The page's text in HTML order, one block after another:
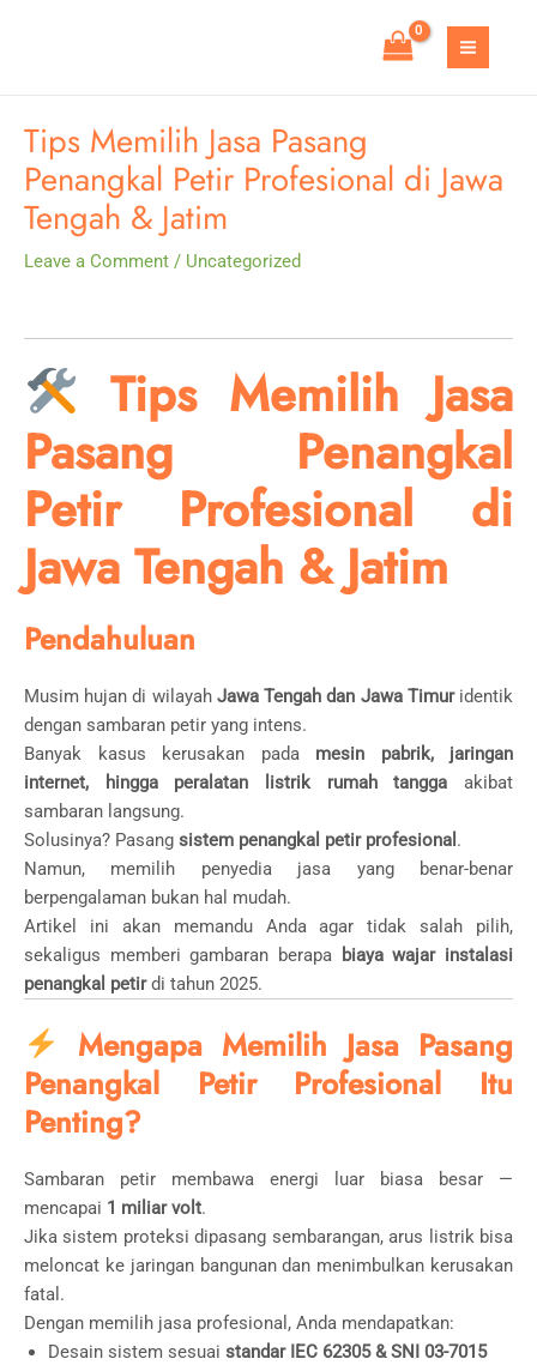
MAIN
Tips Memilih Jasa Pasang
Penangkal Petir Profesional di Jawa
Tengah & Jatim
Leave a Comment / Uncategorized
Tips Memilih Jasa
Pasang Penangkal
Petir Profesional di
Jawa Tengah & Jatim
Pendahuluan
Musim hujan di wilayah Jawa Tengah dan Jawa Timuridentik
dengan sambaran petir yang intens.
Banyak kasus kerusakan pada mesin pabrik, jaringan
internet, hingga peralatan listrik rumah tangga akibat
sambaran langsung.
Solusinya? Pasang sistem penangkal petir profesional .
Namun, memilih penyedia jasa yang benar-benar
berpengalaman bukan hal mudah.
Artikel ini akan memandu Anda agar tidak salah pilih,
sekaligus memberi gambaran berapa
biaya wajar instalasi
penangkal petirdi tahun 2025.
Mengapa Memilih Jasa Pasang
Penangkal Petir Profesional Itu
Penting?
Sambaran petir membawa energi luar biasa besar —
mencapai 1 miliar volt.
Jika sistem proteksi dipasang sembarangan, arus listrik bisa
meloncat ke jaringan bangunan dan menimbulkan kerusakan
fatal.
Dengan memilih jasa profesional, Anda mendapatkan:
Desain sistem sesuai standar IEC 62305 & SNI 03-7015